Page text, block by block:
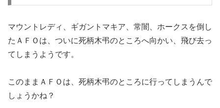
マウントレディ、ギガントマキア、常闇、ホークスを倒し
たＡＦＯは、ついに死柄木弔のところへ向かい、飛び去っ
てしまうようです。
このままＡＦＯは、死柄木弔のところに行ってしまうんで
しょうかね？